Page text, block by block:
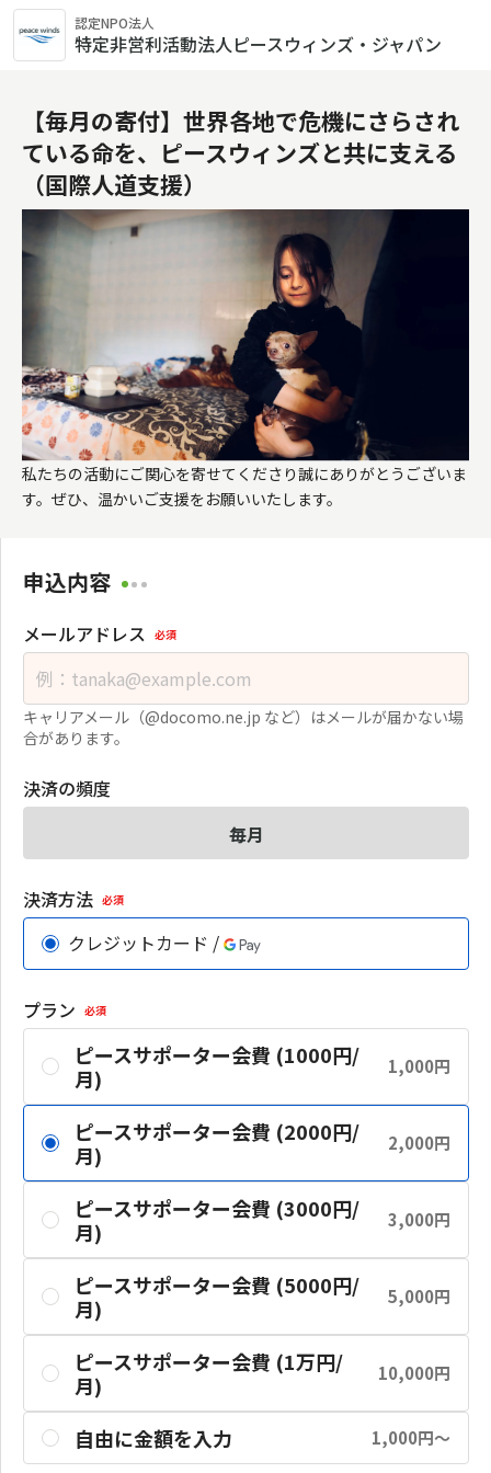
認定NPO法人
特定非営利活動法人ピースウィンズ・ジャパン
【毎月の寄付】世界各地で危機にさらされ
ている命を、ピースウィンズと共に支える
（国際人道支援）
私たちの活動にご関心を寄せてくださり誠にありがとうございま
す。ぜひ、温かいご支援をお願いいたします。
申込内容
メールアドレス 必須
キャリアメール（@docomo.ne.jp など）はメールが届かない場
合があります。
決済の頻度
毎月
決済方法 必須
クレジットカード /
プラン 必須
ピースサポーター会費 (1000円/
月)
1,000円
ピースサポーター会費 (2000円/
月)
2,000円
ピースサポーター会費 (3000円/
月)
3,000円
ピースサポーター会費 (5000円/
月)
5,000円
ピースサポーター会費 (1万円/
月)
10,000円
自由に金額を入力 1,000円〜